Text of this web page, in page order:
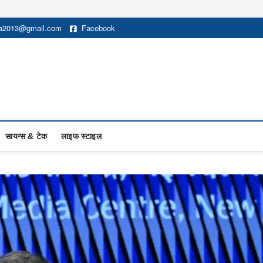
Facebook
सायन्स & टेक लाइफ स्टाइल